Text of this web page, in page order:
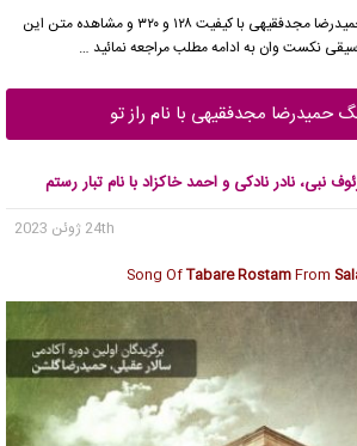
جهت دانلود آهنگ راز تو از حمیدرضا مجدفقیهی با کیفیت ۱۲۸ و ۳۲۰ و مشاهده متن این
نکست وان به ادامه مطلب مراجعه نمائید …
حمیدرضا مجدفقیهی با نام راز تو
نبی، نادر نادکی و احمد خاکزاد با نام تبار رستم
24th ژوئن 2023
Song OfTabare RostamFrom